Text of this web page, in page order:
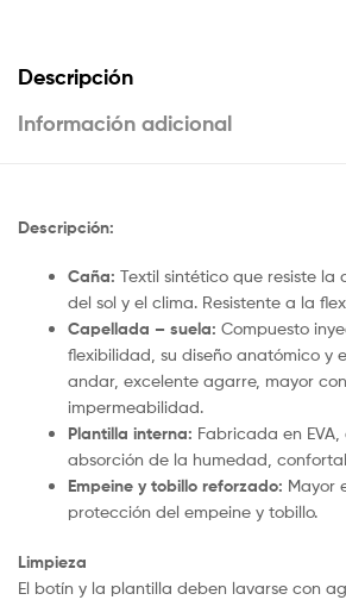
Descripción
Información adicional
Descripción:
Caña: Textil sintético que resiste
del sol y el clima. Resistente a la
Capellada – suela: Compuesto
flexibilidad, su diseño anatómico y
andar, excelente agarre, mayor
impermeabilidad.
Plantilla interna: Fabricada en
absorción de la humedad,
Empeine y tobillo reforzado: Mayor
protección del empeine y tobillo.
Limpieza
El botín y la plantilla deben lavarse con